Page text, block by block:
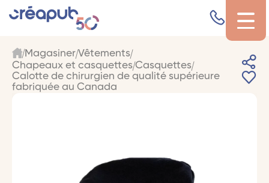
Magasiner Vêtements
Chapeaux et casquettes Casquettes
Calotte de chirurgien de qualité supérieure
fabriquée au Canada